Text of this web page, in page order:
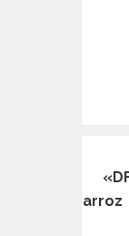
arroz